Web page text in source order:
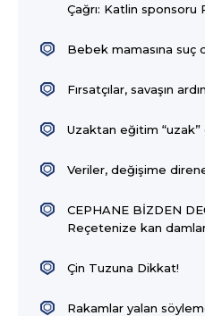
Çağrı: Katlin sponsoru
Bebek mamasına suç
Fırsatçılar, savaşın
Uzaktan eğitim “uzak”
Veriler, değişime
CEPHANE BİZDEN
Reçetenize kan
Çin Tuzuna Dikkat!
Rakamlar yalan